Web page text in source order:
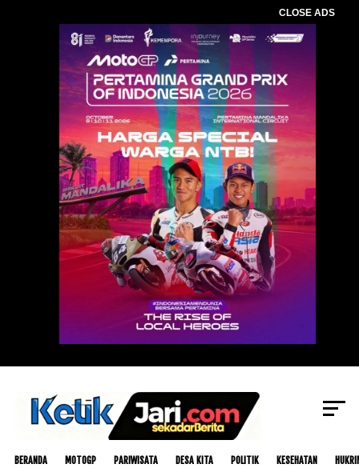
CLOSE ADS
BERANDA MOTOGP PARIWISATA DESA KITA POLITIK KESEHATAN